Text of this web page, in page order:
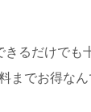
るだけでも
までお得なん